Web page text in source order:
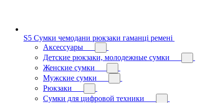
S5 Сумки чемодани рюкзаки гаманці ремені
Аксессуары
Детские рюкзаки, молодежные сумки
Женские сумки
Мужские сумки
Рюкзаки
Сумки для цифровой техники